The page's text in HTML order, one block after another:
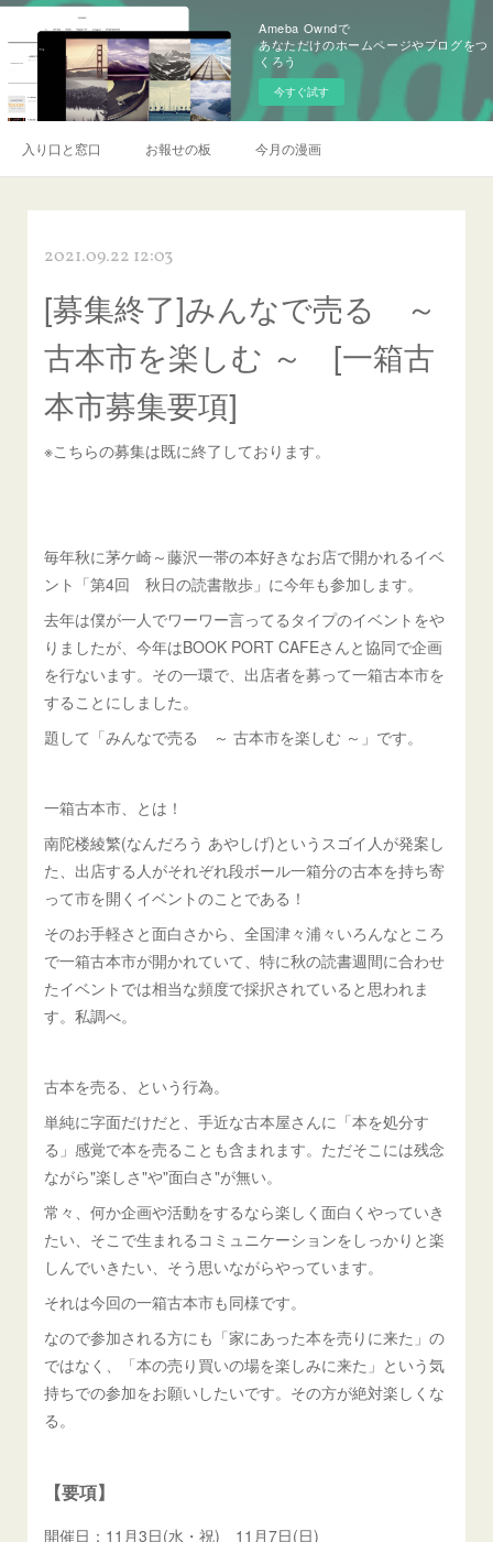
Ameba Owndで
あなただけのホームページやブログをつ
くろう
今すぐ試す
入り口と窓口 お報せの板 今月の漫画
2021.09.22 12:03
[募集終了]みんなで売る ～
古本市を楽しむ ～ [一箱古
本市募集要項]
※こちらの募集は既に終了しております。
毎年秋に茅ケ崎～藤沢一帯の本好きなお店で開かれるイベ
ント「第4回 秋日の読書散歩」に今年も参加します。
去年は僕が一人でワーワー言ってるタイプのイベントをや
りましたが、今年はBOOK PORT CAFEさんと協同で企画
を行ないます。その一環で、出店者を募って一箱古本市を
することにしました。
題して「みんなで売る ～ 古本市を楽しむ ～」です。
一箱古本市、とは！
南陀楼綾繁(なんだろう あやしげ)というスゴイ人が発案し
た、出店する人がそれぞれ段ボール一箱分の古本を持ち寄
って市を開くイベントのことである！
そのお手軽さと面白さから、全国津々浦々いろんなところ
で一箱古本市が開かれていて、特に秋の読書週間に合わせ
たイベントでは相当な頻度で採択されていると思われま
す。私調べ。
古本を売る、という行為。
単純に字面だけだと、手近な古本屋さんに「本を処分す
る」感覚で本を売ることも含まれます。ただそこには残念
ながら"楽しさ"や"面白さ"が無い。
常々、何か企画や活動をするなら楽しく面白くやっていき
たい、そこで生まれるコミュニケーションをしっかりと楽
しんでいきたい、そう思いながらやっています。
それは今回の一箱古本市も同様です。
なので参加される方にも「家にあった本を売りに来た」の
ではなく、「本の売り買いの場を楽しみに来た」という気
持ちでの参加をお願いしたいです。その方が絶対楽しくな
る。
【要項】
開催日：11月3日(水・祝) 11月7日(日)